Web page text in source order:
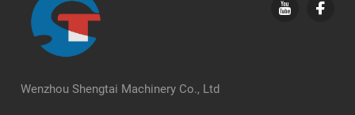
Wenzhou Shengtai Machinery Co., Ltd